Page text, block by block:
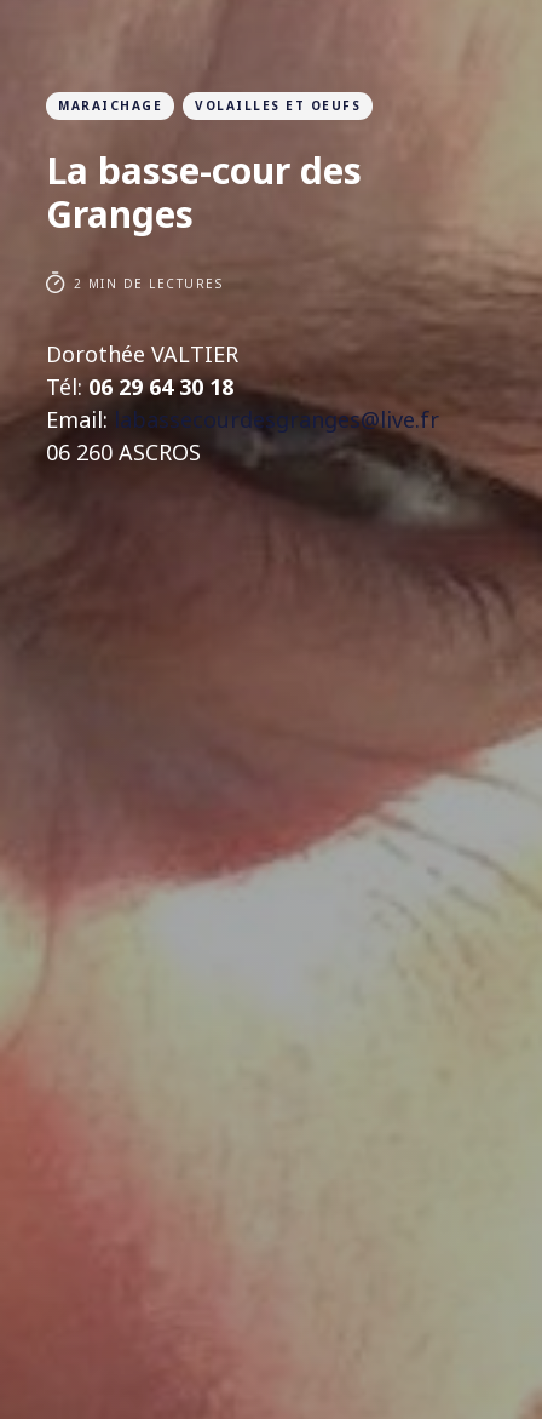
MARAICHAGE VOLAILLES ET OEUFS
La basse-cour des
Granges
2 MIN DE LECTURES
Dorothée VALTIER
Tél: 06 29 64 30 18
Email: labassecourdesgranges@live.fr
06 260 ASCROS